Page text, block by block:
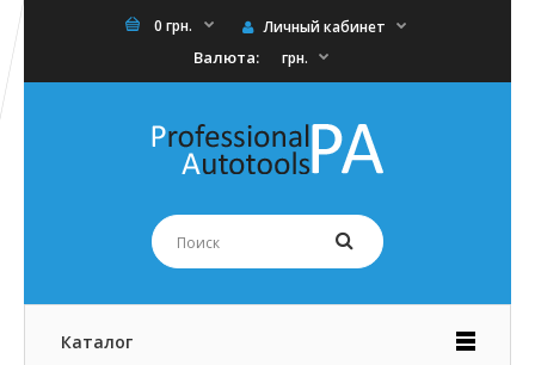
0 грн. Личный кабинет
Валюта: грн.
Каталог